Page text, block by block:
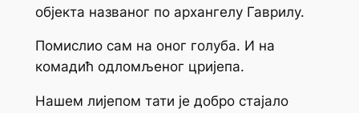
објекта названог по архангелу Гаврилу.
Помислио сам на оног голуба. И на
комадић одломљеног цријепа.
Нашем лијепом тати је добро стајало